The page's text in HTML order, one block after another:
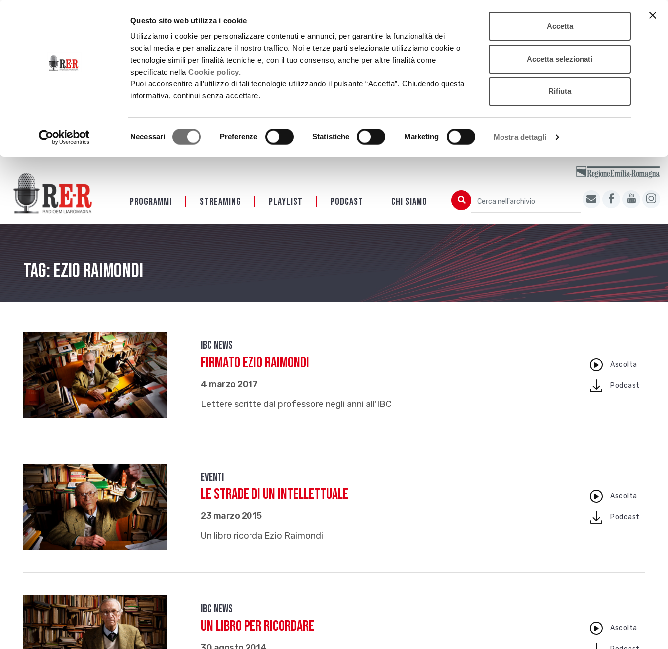
Questo sito web utilizza i cookie
Utilizziamo i cookie per personalizzare contenuti e annunci, per garantire la funzionalità dei
social media e per analizzare il nostro traffico. Noi e terze parti selezionate utilizziamo cookie o
tecnologie simili per finalità tecniche e, con il tuo consenso, anche per altre finalità come
specificato nellaCookie policy.
Puoi acconsentire all’utilizzo di tali tecnologie utilizzando il pulsante “Accetta”. Chiudendo questa
informativa, continui senza accettare.
Necessari Preferenze Statistiche Marketing Mostra dettagli
Accetta
Accetta selezionati
Rifiuta
Programmi Streaming Playlist PODCAST Chi siamo Cerca
Cerca nell'archivio
Tag: Ezio Raimondi
IBC news
Firmato Ezio Raimondi
4 marzo 2017
Lettere scritte dal professore negli anni all'IBC
Ascolta
downloadPodcast
Eventi
Le strade di un intellettuale
23 marzo 2015
Un libro ricorda Ezio Raimondi
Ascolta
downloadPodcast
IBC news
Un libro per ricordare Ascolta